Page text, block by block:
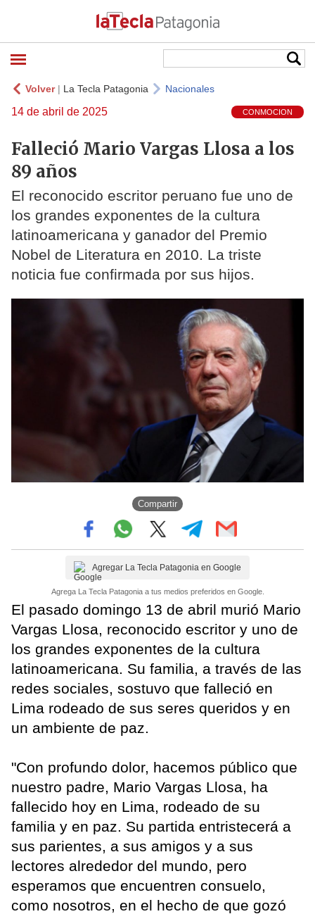
Volver| La Tecla Patagonia Nacionales
14 de abril de 2025 CONMOCION
Falleció Mario Vargas Llosa a los
89 años
El reconocido escritor peruano fue uno de
los grandes exponentes de la cultura
latinoamericana y ganador del Premio
Nobel de Literatura en 2010. La triste
noticia fue confirmada por sus hijos.
Compartir
Agregar La Tecla Patagonia en Google
Agrega La Tecla Patagonia a tus medios preferidos en Google.
El pasado domingo 13 de abril murió Mario
Vargas Llosa, reconocido escritor y uno de
los grandes exponentes de la cultura
latinoamericana. Su familia, a través de las
redes sociales, sostuvo que falleció en
Lima rodeado de sus seres queridos y en
un ambiente de paz.
"Con profundo dolor, hacemos público que
nuestro padre, Mario Vargas Llosa, ha
fallecido hoy en Lima, rodeado de su
familia y en paz. Su partida entristecerá a
sus parientes, a sus amigos y a sus
lectores alrededor del mundo, pero
esperamos que encuentren consuelo,
como nosotros, en el hecho de que gozó